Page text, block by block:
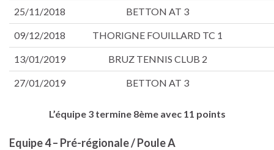
25/11/2018 BETTON AT 3
09/12/2018 THORIGNE FOUILLARD TC 1
13/01/2019 BRUZ TENNIS CLUB 2
27/01/2019 BETTON AT 3
L’équipe 3 termine 8ème avec 11 points
Equipe 4 – Pré-régionale / Poule A